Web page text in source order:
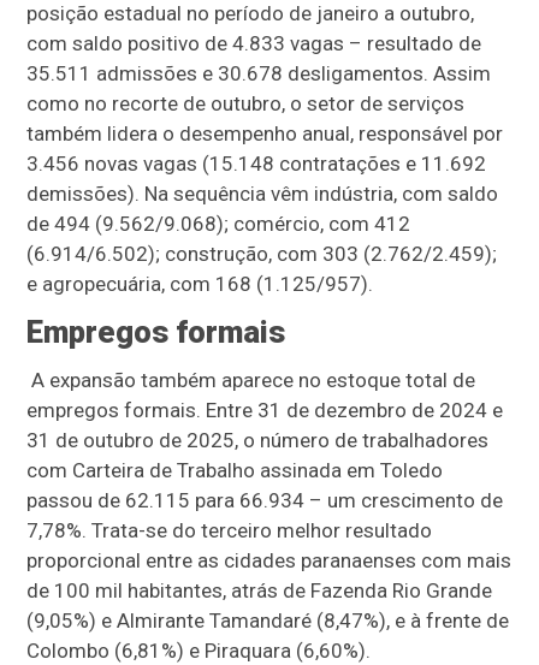
posição estadual no período de janeiro a outubro,
com saldo positivo de 4.833 vagas – resultado de
35.511 admissões e 30.678 desligamentos. Assim
como no recorte de outubro, o setor de serviços
também lidera o desempenho anual, responsável por
3.456 novas vagas (15.148 contratações e 11.692
demissões). Na sequência vêm indústria, com saldo
de 494 (9.562/9.068); comércio, com 412
(6.914/6.502); construção, com 303 (2.762/2.459);
e agropecuária, com 168 (1.125/957).
Empregos formais
A expansão também aparece no estoque total de
empregos formais. Entre 31 de dezembro de 2024 e
31 de outubro de 2025, o número de trabalhadores
com Carteira de Trabalho assinada em Toledo
passou de 62.115 para 66.934 – um crescimento de
7,78%. Trata-se do terceiro melhor resultado
proporcional entre as cidades paranaenses com mais
de 100 mil habitantes, atrás de Fazenda Rio Grande
(9,05%) e Almirante Tamandaré (8,47%), e à frente de
Colombo (6,81%) e Piraquara (6,60%).